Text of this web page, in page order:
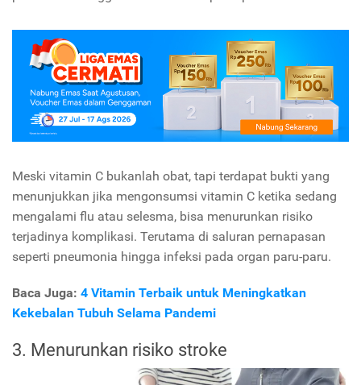
Meski vitamin C bukanlah obat, tapi terdapat bukti yang
menunjukkan jika mengonsumsi vitamin C ketika sedang
mengalami flu atau selesma, bisa menurunkan risiko
terjadinya komplikasi. Terutama di saluran pernapasan
seperti pneumonia hingga infeksi pada organ paru-paru.
Baca Juga: 4 Vitamin Terbaik untuk Meningkatkan
Kekebalan Tubuh Selama Pandemi
3. Menurunkan risiko stroke